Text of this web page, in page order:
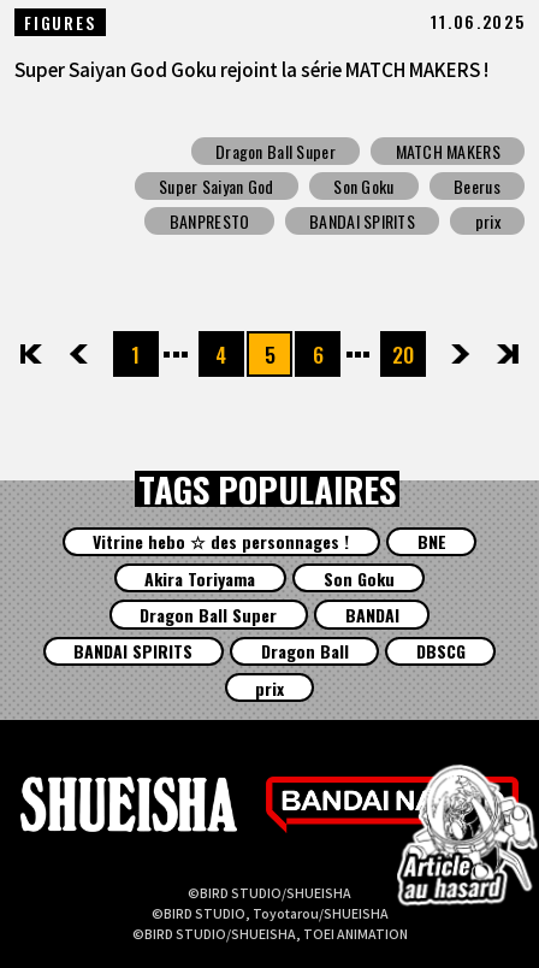
FIGURES 11.06.2025
Super Saiyan God Goku rejoint la série MATCH MAKERS !
Dragon Ball Super
MATCH MAKERS
Super Saiyan God
Son Goku
Beerus
BANPRESTO
BANDAI SPIRITS prix
先頭 前へ1 4 5 6 20次へ最後
TAGS POPULAIRES
Vitrine hebo ☆ des personnages !
BNE
Akira Toriyama
Son Goku
Dragon Ball Super
BANDAI
BANDAI SPIRITS
Dragon Ball
DBSCG
prix
©BIRD STUDIO/SHUEISHA
©BIRD STUDIO, Toyotarou/SHUEISHA
©BIRD STUDIO/SHUEISHA, TOEI ANIMATION